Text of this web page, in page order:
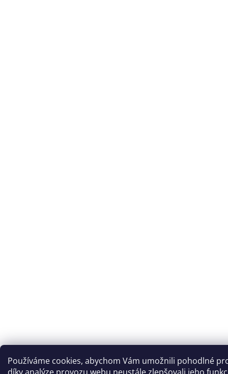
Používáme cookies, abychom Vám umožnili pohodlné